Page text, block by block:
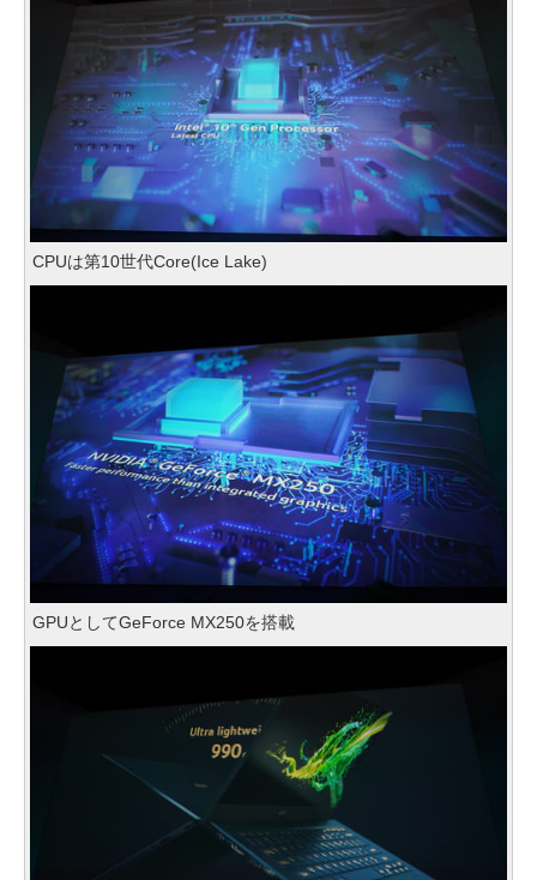
CPUは第10世代Core(Ice Lake)
GPUとしてGeForce MX250を搭載